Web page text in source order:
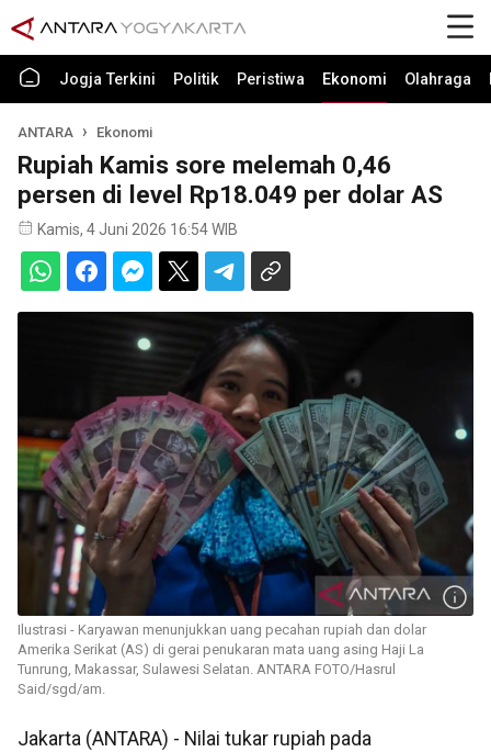
Jogja Terkini Politik Peristiwa Ekonomi Olahraga
ANTARA Ekonomi
Rupiah Kamis sore melemah 0,46
persen di level Rp18.049 per dolar AS
Kamis, 4 Juni 2026 16:54 WIB
Ilustrasi - Karyawan menunjukkan uang pecahan rupiah dan dolar
Amerika Serikat (AS) di gerai penukaran mata uang asing Haji La
Tunrung, Makassar, Sulawesi Selatan. ANTARA FOTO/Hasrul
Said/sgd/am.
Jakarta (ANTARA) - Nilai tukar rupiah pada